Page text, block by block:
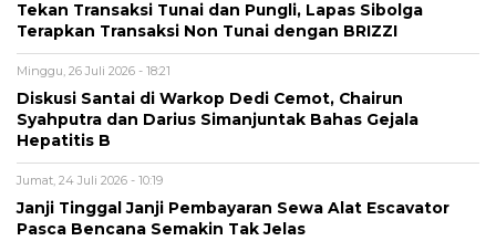
Tekan Transaksi Tunai dan Pungli, Lapas Sibolga
Terapkan Transaksi Non Tunai dengan BRIZZI
Minggu, 26 Juli 2026 - 18:21
Diskusi Santai di Warkop Dedi Cemot, Chairun
Syahputra dan Darius Simanjuntak Bahas Gejala
Hepatitis B
Jumat, 24 Juli 2026 - 10:19
Janji Tinggal Janji Pembayaran Sewa Alat Escavator
Pasca Bencana Semakin Tak Jelas